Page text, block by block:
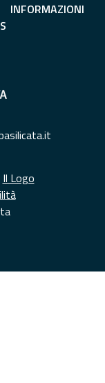
INFORMAZIONI
Il Logo